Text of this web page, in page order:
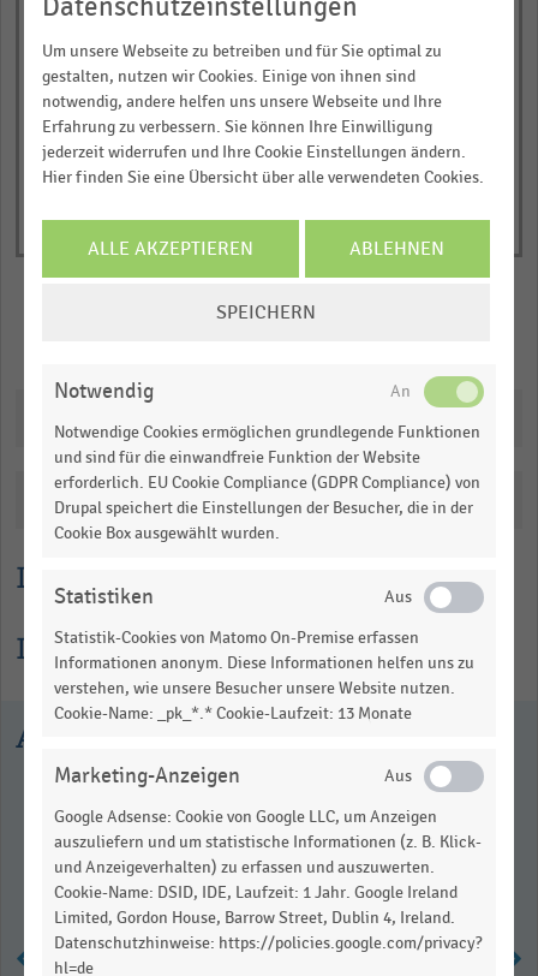
Lesehilfe
Informationen zur Statistik
axis
displaying
Anteil
der
Händler
View
data
table.
2023 2024
© Handelsdaten 2026
End
of
interactive
chart
Katalogisierung
Ausgewählte Statistiken
Datenschutzeinstellungen
Um unsere Webseite zu betreiben und für Sie optimal zu
gestalten, nutzen wir Cookies. Einige von ihnen sind
notwendig, andere helfen uns unsere Webseite und Ihre
Erfahrung zu verbessern. Sie können Ihre Einwilligung
jederzeit widerrufen und Ihre Cookie Einstellungen ändern.
Hier finden Sie eine Übersicht über alle verwendeten Cookies.
ALLE AKZEPTIEREN ABLEHNEN
SPEICHERN
Notwendig
Notwendige Cookies ermöglichen grundlegende Funktionen
und sind für die einwandfreie Funktion der Website
erforderlich. EU Cookie Compliance (GDPR Compliance) von
Drupal speichert die Einstellungen der Besucher, die in der
Cookie Box ausgewählt wurden.
Statistiken
Statistik-Cookies von Matomo On-Premise erfassen
Informationen anonym. Diese Informationen helfen uns zu
verstehen, wie unsere Besucher unsere Website nutzen.
Cookie-Name: _pk_*.* Cookie-Laufzeit: 13 Monate
Marketing-Anzeigen
Google Adsense: Cookie von Google LLC, um Anzeigen
auszuliefern und um statistische Informationen (z. B. Klick-
und Anzeigeverhalten) zu erfassen und auszuwerten.
Cookie-Name: DSID, IDE, Laufzeit: 1 Jahr. Google Ireland
Limited, Gordon House, Barrow Street, Dublin 4, Ireland.
Datenschutzhinweise: https://policies.google.com/privacy?
hl=de